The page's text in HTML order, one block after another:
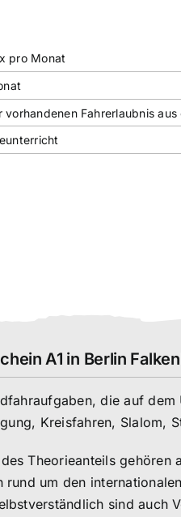
pro Monat
vorhandenen Fahrerlaubnis aus
A1 in Berlin
die auf
Kreisfahren, Slalom,
Theorieanteils
rund um den
sind auch